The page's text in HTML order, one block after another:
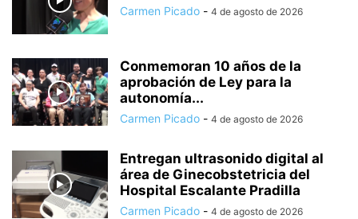
Carmen Picado - 4 de agosto de 2026
Conmemoran 10 años de la
aprobación de Ley para la
autonomía...
Carmen Picado - 4 de agosto de 2026
Entregan ultrasonido digital al
área de Ginecobstetricia del
Hospital Escalante Pradilla
Carmen Picado - 4 de agosto de 2026